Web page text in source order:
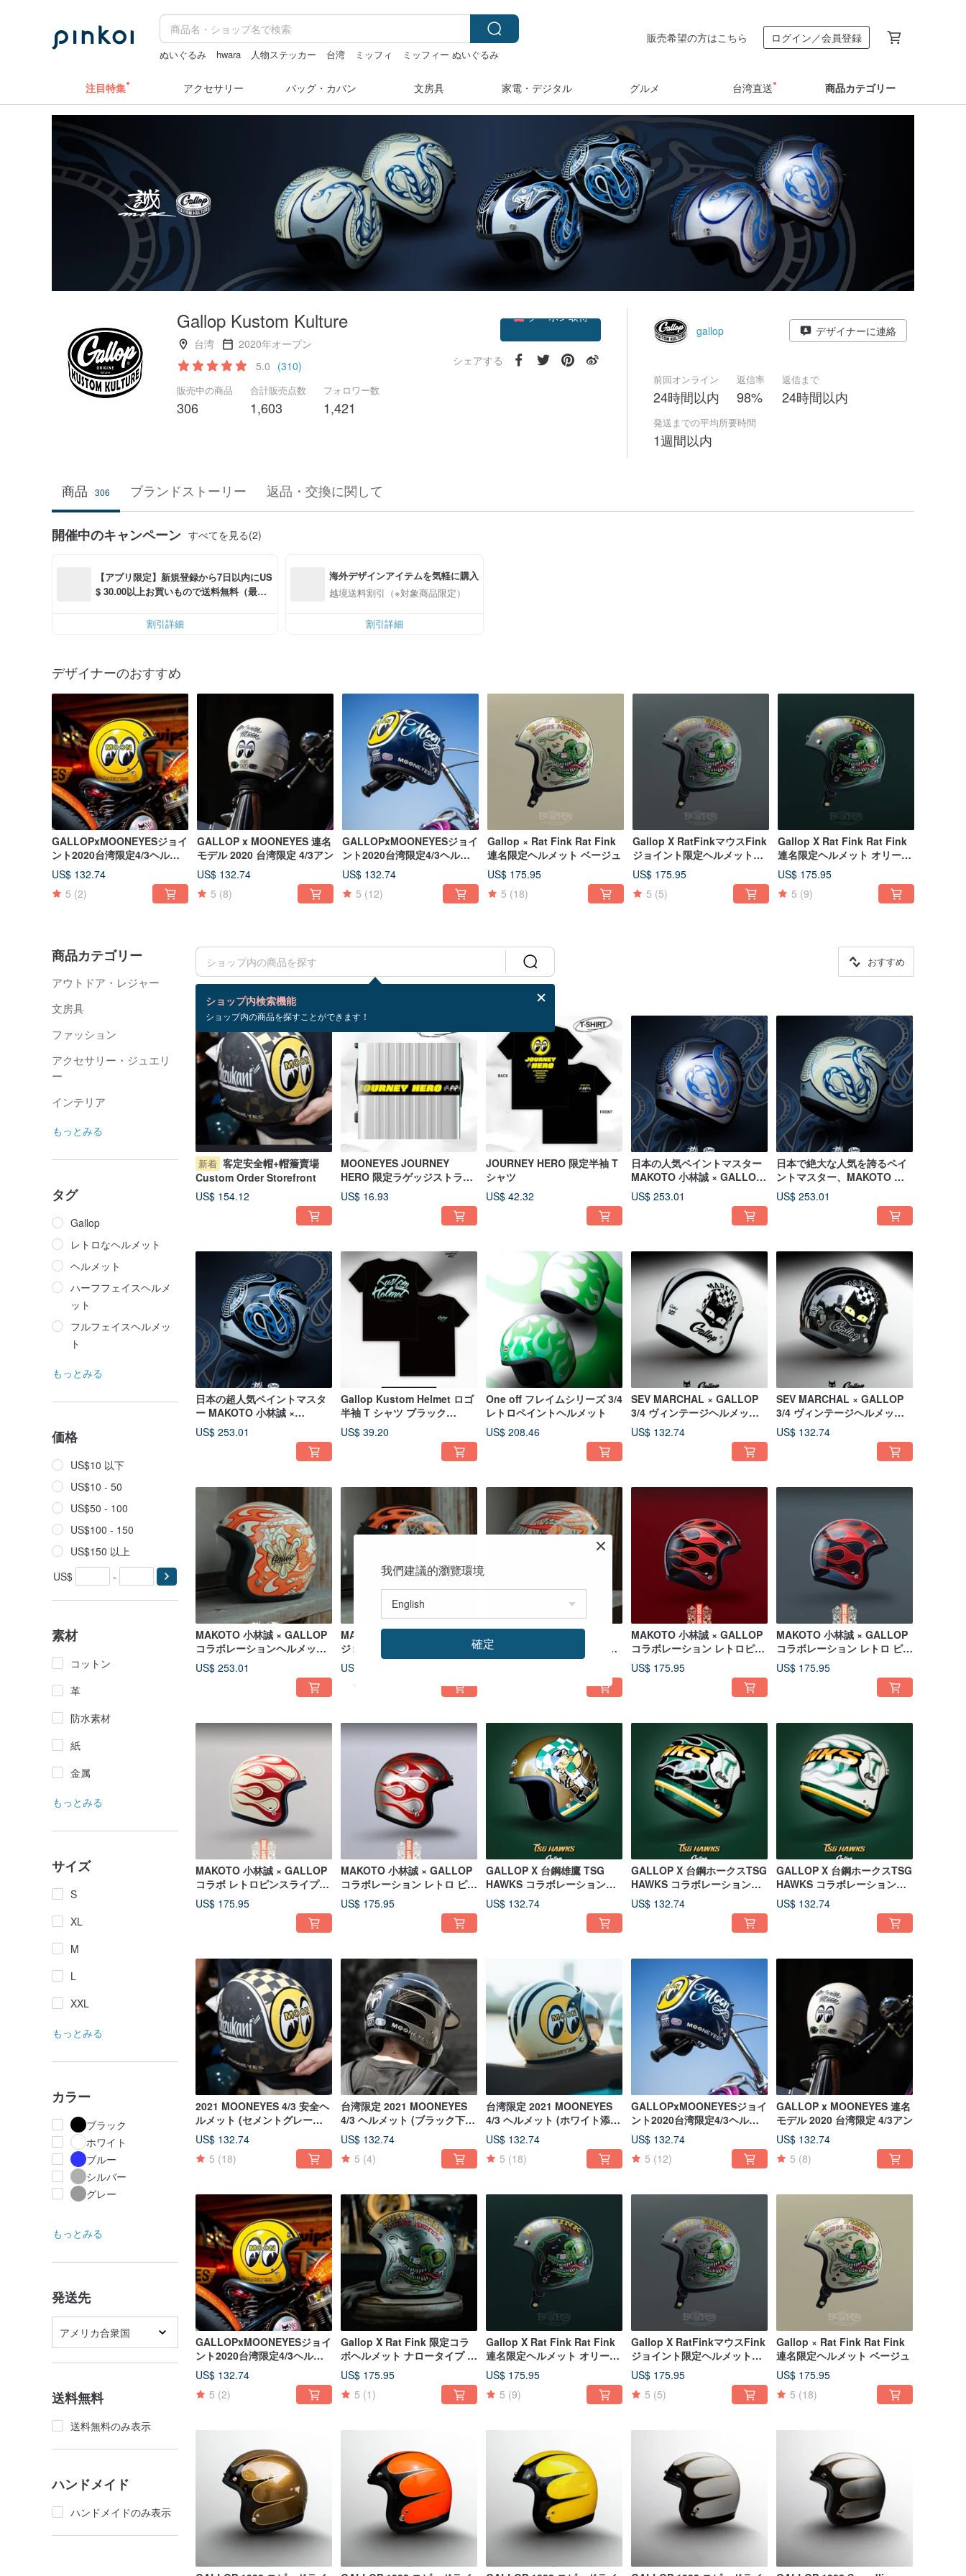
ぬいぐるみ hwara 人物ステッカー 台湾 ミッフィ
ミッフィー ぬいぐるみ
販売希望の方はこちら ログイン／会員登録
注目特集 アクセサリー バッグ・カバン 文房具 家電・デジタル グルメ 台湾直送 商品カテゴリー
Gallop Kustom Kulture
台湾
2020年オープン
5.0 (310)
販売中の商品
306
合計販売点数
1,603
フォロワー数
1,421
シェアする
gallop デザイナーに連絡
前回オンライン
24時間以内
返信率
98%
返信まで
24時間以内
発送までの平均所要時間
1週間以内
商品 306 ブランドストーリー 返品・交換に関して
開催中のキャンペーン すべてを見る(2)
【アプリ限定】新規登録から7日以内にUS
$ 30.00以上お買いもので送料無料（最大U
割引詳細
海外デザインアイテムを気軽に購入
越境送料割引（※対象商品限定）
割引詳細
デザイナーのおすすめ
GALLOPxMOONEYESジョイ
ント2020台湾限定4/3ヘルメ
ットイエロー
US$ 132.74
5 (2)
GALLOP x MOONEYES 連名
モデル 2020 台湾限定 4/3アン
US$ 132.74
5 (8)
GALLOPxMOONEYESジョイ
ント2020台湾限定4/3ヘルメ
ットブルー
US$ 132.74
5 (12)
Gallop × Rat Fink Rat Fink
連名限定ヘルメット ベージュ
US$ 175.95
5 (18)
Gallop X RatFinkマウスFink
ジョイント限定ヘルメットナ
ローバージョンスモールキャ
ップボディグレー
US$ 175.95
5 (5)
Gallop X Rat Fink Rat Fink
連名限定ヘルメット オリーブ
グリーン
US$ 175.95
5 (9)
商品カテゴリー
アウトドア・レジャー
文房具
ファッション
アクセサリー・ジュエリ
ー
インテリア
もっとみる
タグ
Gallop
レトロなヘルメット
ヘルメット
ハーフフェイスヘルメ
ット
フルフェイスヘルメッ
ト
もっとみる
価格
US$10 以下
US$10 - 50
US$50 - 100
US$100 - 150
US$150 以上
US$
-
素材
コットン
革
防水素材
紙
金属
もっとみる
サイズ
S
XL
M
L
XXL
もっとみる
カラー
ブラック
ホワイト
ブルー
シルバー
グレー
もっとみる
発送先
アメリカ合衆国
送料無料
送料無料のみ表示
ハンドメイド
ハンドメイドのみ表示
ショップ内検索機能
ショップ内の商品を探すことができます！
おすすめ
検索結果：306 件
新着 客定安全帽+帽簷賣場
Custom Order Storefront
US$ 154.12
MOONEYES JOURNEY
HERO 限定ラゲッジストラッ
プ
US$ 16.93
JOURNEY HERO 限定半袖 T
シャツ
US$ 42.32
日本の人気ペイントマスター
MAKOTO 小林誠 × GALLOP
コラボレーション スネーク レ
トロ ピンストライプ
US$ 253.01
日本で絶大な人気を誇るペイ
ントマスター、MAKOTO 小
林誠 × GALLOP コラボレー
ション。蛇のヴィンテージピ
US$ 253.01
日本の超人気ペイントマスタ
ー MAKOTO 小林誠 ×
GALLOP コラボレーション
スネーク レトロピンストライ
US$ 253.01
Gallop Kustom Helmet ロゴ
半袖 T シャツ ブラック
S~3XL
US$ 39.20
One off フレイムシリーズ 3/4
レトロペイントヘルメット
US$ 208.46
SEV MARCHAL × GALLOP
3/4 ヴィンテージヘルメット
ホワイト
US$ 132.74
SEV MARCHAL × GALLOP
3/4 ヴィンテージヘルメット
ブラック
US$ 132.74
MAKOTO 小林誠 × GALLOP
コラボレーションヘルメット
ホワイト
US$ 253.01
MAKOTO 小林誠 × GALLOP
ジョイントヘルメット ドラゴ
ンブラック
US$ 253.01
MAKOTO 小林まこと
×GALLOP ジョイントヘルメ
ット ドラゴンセメントグリー
MAKOTO 小林誠 × GALLOP
コラボレーション レトロピン
スライピングヘルメット ブラ
ック
US$ 175.95
MAKOTO 小林誠 × GALLOP
コラボレーション レトロ ピン
ストライプ ヘルメット グレー
US$ 175.95
MAKOTO 小林誠 × GALLOP
コラボ レトロピンスライプヘ
ルメット オフホワイト
US$ 175.95
MAKOTO 小林誠 × GALLOP
コラボレーション レトロ ピン
ストライプ ヘルメット シルバ
ー
US$ 175.95
GALLOP X 台鋼雄鷹 TSG
HAWKS コラボレーションヘ
ルメット 3/4 オープンフェイ
スヘルメット ゴールド
US$ 132.74
GALLOP X 台鋼ホークスTSG
HAWKS コラボレーションヘ
ルメット 3/4ハーフヘルメッ
ト ブラック
US$ 132.74
GALLOP X 台鋼ホークスTSG
HAWKS コラボレーションヘ
ルメット 3/4半キャップヘル
メット ホワイト
US$ 132.74
2021 MOONEYES 4/3 安全ヘ
ルメット (セメントグレー下
付きエリア) GALLOP ジョイ
ントモデル
US$ 132.74
5 (18)
台湾限定 2021 MOONEYES
4/3 ヘルメット (ブラック下付
き文字部分)
US$ 132.74
5 (4)
台湾限定 2021 MOONEYES
4/3 ヘルメット (ホワイト添字
部分)
US$ 132.74
5 (18)
GALLOPxMOONEYESジョイ
ント2020台湾限定4/3ヘルメ
ットブルー
US$ 132.74
5 (12)
GALLOP x MOONEYES 連名
モデル 2020 台湾限定 4/3アン
US$ 132.74
5 (8)
GALLOPxMOONEYESジョイ
ント2020台湾限定4/3ヘルメ
ットイエロー
US$ 132.74
5 (2)
Gallop X Rat Fink 限定コラ
ボヘルメット ナロータイプ ス
モールシェル シルバー
US$ 175.95
5 (1)
Gallop X Rat Fink Rat Fink
連名限定ヘルメット オリーブ
グリーン
US$ 175.95
5 (9)
Gallop X RatFinkマウスFink
ジョイント限定ヘルメットナ
ローバージョンスモールキャ
ップボディグレー
US$ 175.95
5 (5)
Gallop × Rat Fink Rat Fink
連名限定ヘルメット ベージュ
US$ 175.95
5 (18)
我們建議的瀏覽環境
確定